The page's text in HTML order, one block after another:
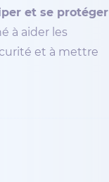
et se protéger
à aider les
et à mettre